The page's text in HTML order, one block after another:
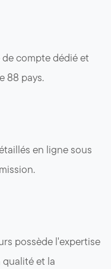
compte dédié et
88 pays.
en ligne sous
possède l'expertise
et la